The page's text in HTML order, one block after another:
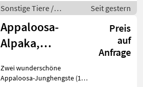
Sonstige Tiere /
Alpakas
Seit gestern
Appaloosa-
Alpaka,
Preis
auf
Anfrage
Zwei wunderschöne
Appaloosa-Junghengste (1